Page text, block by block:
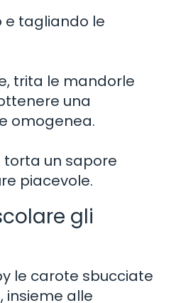
e tagliando le
trita le mandorle
una
omogenea.
un sapore
piacevole.
gli
le carote sbucciate
insieme alle